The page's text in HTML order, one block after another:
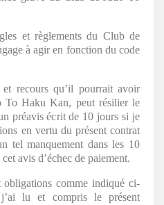
et règlements du Club de
à agir en fonction du code
recours qu’il pourrait avoir
To Haku Kan, peut résilier le
préavis écrit de 10 jours si je
en vertu du présent contrat
tel manquement dans les 10
avis d’échec de paiement.
obligations comme indiqué ci-
lu et compris le présent